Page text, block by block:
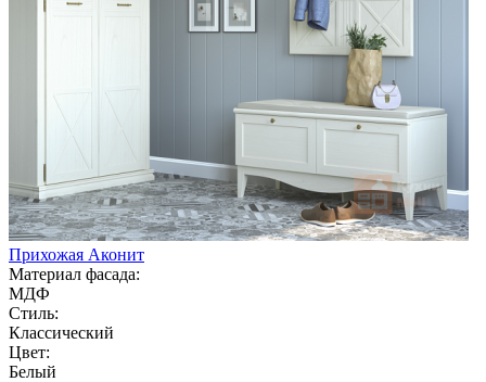
Прихожая Аконит
Материал фасада:
МДФ
Стиль:
Классический
Цвет:
Белый